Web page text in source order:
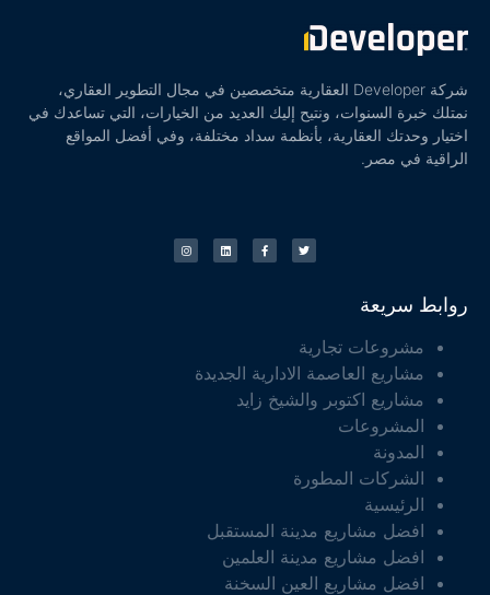
شركة Developer العقارية متخصصين في مجال التطوير العقاري،
نمتلك خبرة السنوات، ونتيح إليك العديد من الخيارات، التي تساعدك في
اختيار وحدتك العقارية، بأنظمة سداد مختلفة، وفي أفضل المواقع
الراقية في مصر.
روابط سريعة
مشروعات تجارية
مشاريع العاصمة الادارية الجديدة
مشاريع اكتوبر والشيخ زايد
المشروعات
المدونة
الشركات المطورة
الرئيسية
افضل مشاريع مدينة المستقبل
افضل مشاريع مدينة العلمين
افضل مشاريع العين السخنة